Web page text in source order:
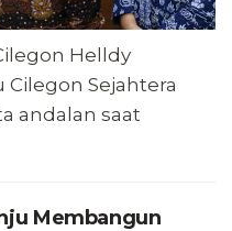
Helldy
Sejahtera
andalan saat
Membangun